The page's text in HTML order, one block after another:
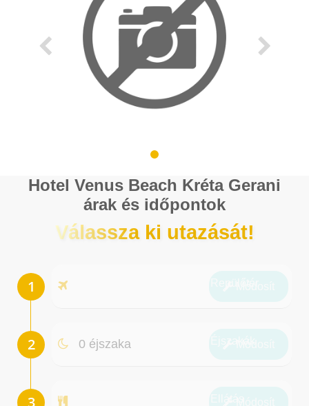
Hotel Venus Beach Kréta Gerani
árak és időpontok
Válassza ki utazását!
0 éjszaka